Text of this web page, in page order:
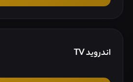
اندروید TV